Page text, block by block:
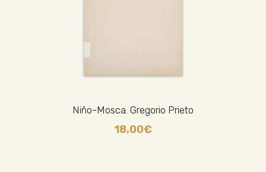
Niño-Mosca. Gregorio Prieto
18,00€